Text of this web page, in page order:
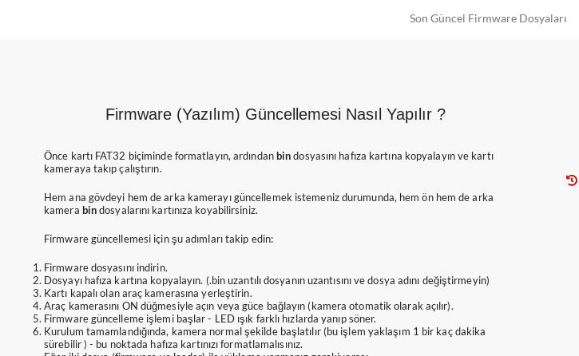
Son Güncel Firmware Dosyaları
Firmware (Yazılım) Güncellemesi Nasıl Yapılır ?
Önce kartı FAT32 biçiminde formatlayın, ardındanbindosyasını hafıza kartına kopyalayın ve kartı
kameraya takıp çalıştırın.
Hem ana gövdeyi hem de arka kamerayı güncellemek istemeniz durumunda, hem ön hem de arka
kamera bindosyalarını kartınıza koyabilirsiniz.
Firmware güncellemesi için şu adımları takip edin:
Firmware dosyasını indirin.
Dosyayı hafıza kartına kopyalayın. (.bin uzantılı dosyanın uzantısını ve dosya adını değiştirmeyin)
Kartı kapalı olan araç kamerasına yerleştirin.
Araç kamerasını ON düğmesiyle açın veya güce bağlayın (kamera otomatik olarak açılır).
Firmware güncelleme işlemi başlar - LED ışık farklı hızlarda yanıp söner.
Kurulum tamamlandığında, kamera normal şekilde başlatılır (bu işlem yaklaşım 1 bir kaç dakika
sürebilir ) - bu noktada hafıza kartınızı formatlamalısınız.